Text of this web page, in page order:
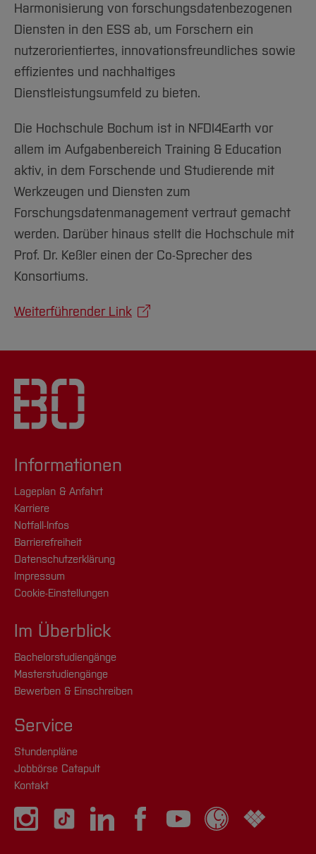
Harmonisierung von forschungsdatenbezogenen
Diensten in den ESS ab, um Forschern ein
nutzerorientiertes, innovationsfreundliches sowie
effizientes und nachhaltiges
Dienstleistungsumfeld zu bieten.
Die Hochschule Bochum ist in NFDI4Earth vor
allem im Aufgabenbereich Training & Education
aktiv, in dem Forschende und Studierende mit
Werkzeugen und Diensten zum
Forschungsdatenmanagement vertraut gemacht
werden. Darüber hinaus stellt die Hochschule mit
Prof. Dr. Keßler einen der Co-Sprecher des
Konsortiums.
Weiterführender Link
Informationen
Lageplan & Anfahrt
Karriere
Notfall-Infos
Barrierefreiheit
Datenschutzerklärung
Impressum
Cookie-Einstellungen
Im Überblick
Bachelorstudiengänge
Masterstudiengänge
Bewerben & Einschreiben
Service
Stundenpläne
Jobbörse Catapult
Kontakt